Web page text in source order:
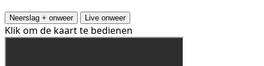
Neerslag + onweer Live onweer
Klik om de kaart te bedienen